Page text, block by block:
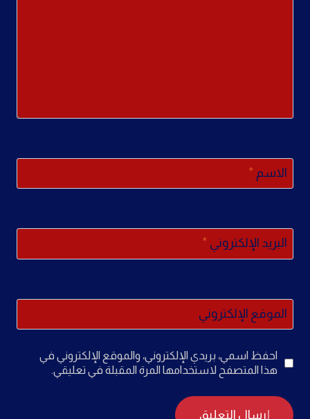
الاسم *
البريد الإلكتروني *
الموقع الإلكتروني
احفظ اسمي، بريدي الإلكتروني، والموقع الإلكتروني في
هذا المتصفح لاستخدامها المرة المقبلة في تعليقي.